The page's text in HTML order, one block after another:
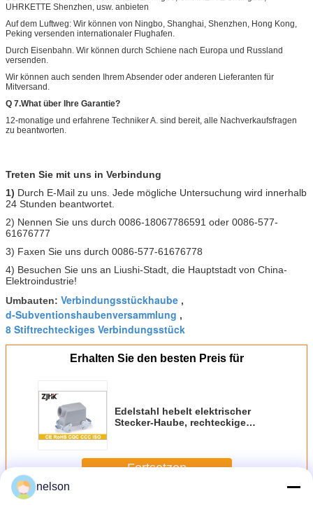
UHRKETTE Shenzhen, usw. anbieten
Auf dem Luftweg: Wir können von Ningbo, Shanghai, Shenzhen, Hong Kong,
Peking versenden internationaler Flughafen.
Durch Eisenbahn. Wir können durch Schiene nach Europa und Russland
versenden.
Wir können auch senden Ihrem Absender oder anderen Lieferanten für
Mitversand.
Q 7.What über Ihre Garantie?
12-monatige und erfahrene Techniker A. sind bereit, alle Nachverkaufsfragen
zu beantworten.
Treten Sie mit uns in Verbindung
1) Durch E-Mail zu uns. Jede mögliche Untersuchung wird innerhalb
24 Stunden beantwortet.
2) Nennen Sie uns durch 0086-18067786591 oder 0086-577-
61676777
3) Faxen Sie uns durch 0086-577-61676778
4) Besuchen Sie uns an Liushi-Stadt, die Hauptstadt von China-
Elektroindustrie!
Umbauten: Verbindungsstückhaube ,
d-Subventionshaubenversammlung ,
8 Stiftrechteckiges Verbindungsstück
Erhalten Sie den besten Preis für
Edelstahl hebelt elektrischer
Stecker-Haube, rechteckige
Fortsetzen
nelson